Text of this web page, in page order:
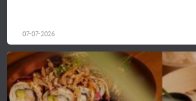
07-07-2026